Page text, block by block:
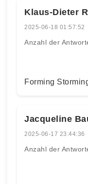
Klaus-Dieter
2025-06-18 01:57:52
Anzahl der
Forming
Jacqueline
2025-06-17 23:44:36
Anzahl der